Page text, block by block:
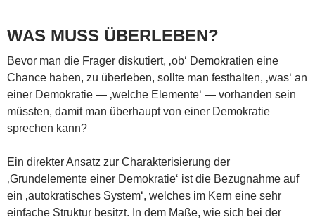
WAS MUSS ÜBERLEBEN?
Bevor man die Frager diskutiert, ‚ob‘ Demokratien eine
Chance haben, zu überleben, sollte man festhalten, ‚was‘ an
einer Demokratie — ‚welche Elemente‘ — vorhanden sein
müssten, damit man überhaupt von einer Demokratie
sprechen kann?
Ein direkter Ansatz zur Charakterisierung der
‚Grundelemente einer Demokratie‘ ist die Bezugnahme auf
ein ‚autokratisches System‘, welches im Kern eine sehr
einfache Struktur besitzt. In dem Maße, wie sich bei der